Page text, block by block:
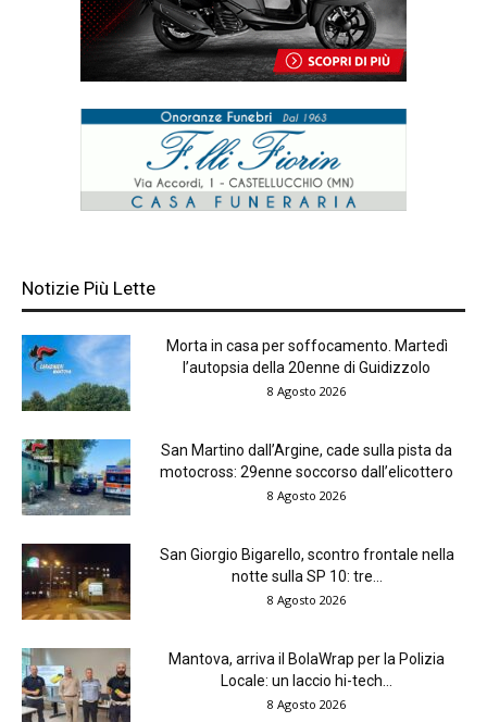
Notizie Più Lette
Morta in casa per soffocamento. Martedì
l’autopsia della 20enne di Guidizzolo
8 Agosto 2026
San Martino dall’Argine, cade sulla pista da
motocross: 29enne soccorso dall’elicottero
8 Agosto 2026
San Giorgio Bigarello, scontro frontale nella
notte sulla SP 10: tre...
8 Agosto 2026
Mantova, arriva il BolaWrap per la Polizia
Locale: un laccio hi-tech...
8 Agosto 2026